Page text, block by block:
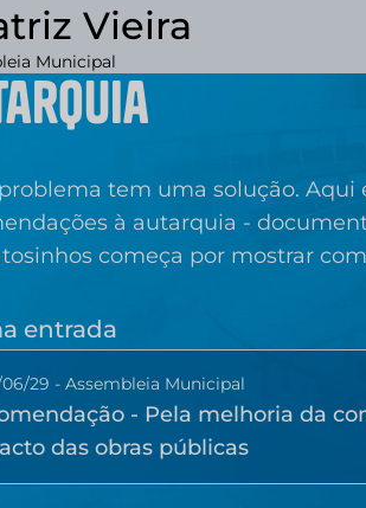
Vieira
Municipal
tem uma solução. Aqui
à autarquia -
começa por mostrar
entrada
29 - Assembleia Municipal
- Pela melhoria da
das obras públicas